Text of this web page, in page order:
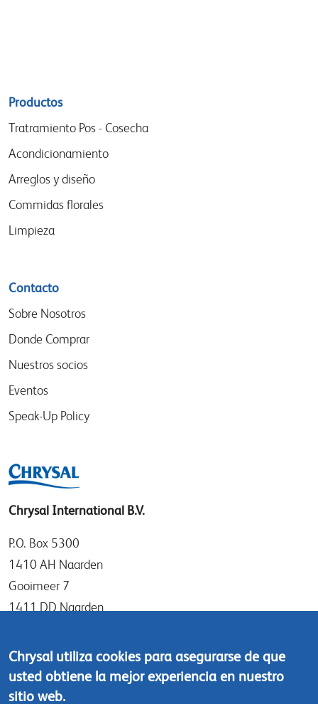
Sitemap
menu
Productos
Tratramiento Pos - Cosecha
Acondicionamiento
Arreglos y diseño
Commidas florales
Limpieza
Contacto
Sobre Nosotros
Donde Comprar
Nuestros socios
Eventos
Speak-Up Policy
Chrysal International B.V.
P.O. Box 5300
1410 AH Naarden
Gooimeer 7
1411 DD Naarden
Tel: +31 (0)35 - 695 58 88
Contáctanos
Chrysal utiliza cookies para asegurarse de que
usted obtiene la mejor experiencia en nuestro
sitio web.